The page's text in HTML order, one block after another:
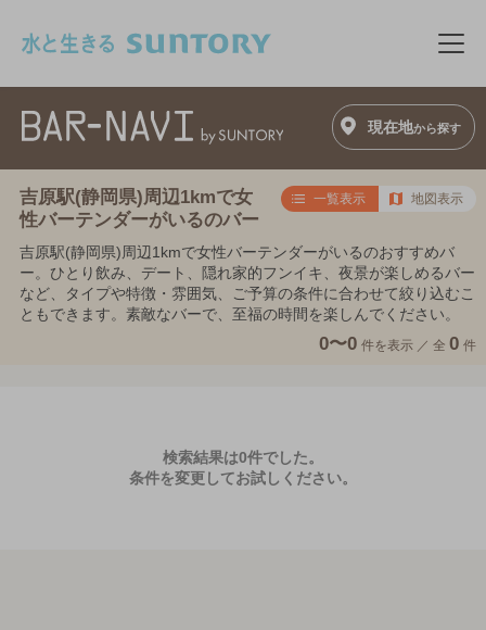
メ
現在地から探す
吉原駅(静岡県)周辺1kmで女
性バーテンダーがいるのバー
一覧表示 地図表示
吉原駅(静岡県)周辺1kmで女性バーテンダーがいるのおすすめバ
ー。ひとり飲み、デート、隠れ家的フンイキ、夜景が楽しめるバー
など、タイプや特徴・雰囲気、ご予算の条件に合わせて絞り込むこ
ともできます。素敵なバーで、至福の時間を楽しんでください。
0〜0 件を表示 ／ 全 0 件
検索結果は0件でした。
条件を変更してお試しください。